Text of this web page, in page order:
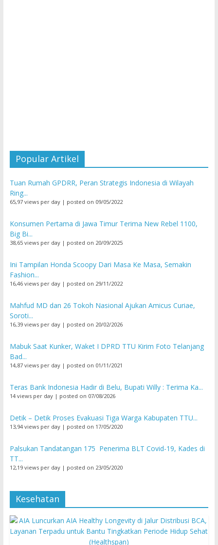
Popular Artikel
Tuan Rumah GPDRR, Peran Strategis Indonesia di Wilayah
Ring...
65,97 views per day| posted on 09/05/2022
Konsumen Pertama di Jawa Timur Terima New Rebel 1100,
Big Bi...
38,65 views per day| posted on 20/09/2025
Ini Tampilan Honda Scoopy Dari Masa Ke Masa, Semakin
Fashion...
16,46 views per day| posted on 29/11/2022
Mahfud MD dan 26 Tokoh Nasional Ajukan Amicus Curiae,
Soroti...
16,39 views per day| posted on 20/02/2026
Mabuk Saat Kunker, Waket I DPRD TTU Kirim Foto Telanjang
Bad...
14,87 views per day| posted on 01/11/2021
Teras Bank Indonesia Hadir di Belu, Bupati Willy : Terima Ka...
14 views per day| posted on 07/08/2026
Detik – Detik Proses Evakuasi Tiga Warga Kabupaten TTU...
13,94 views per day| posted on 17/05/2020
Palsukan Tandatangan 175 Penerima BLT Covid-19, Kades di
TT...
12,19 views per day| posted on 23/05/2020
Kesehatan